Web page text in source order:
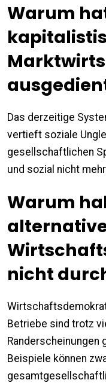
Warum
Das derzeitige
vertieft soziale
gesellschaftlichen
und sozial nicht
Warum
nicht
Betriebe sind trotz
Randerscheinungen
Beispiele können